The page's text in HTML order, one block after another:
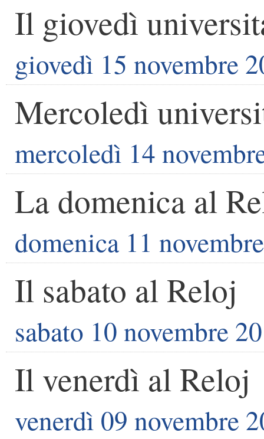
Il giovedì
giovedì 15 novembre
Mercoledì
mercoledì 14
La domenica al
domenica 11
Il sabato al Reloj
sabato 10 novembre
Il venerdì al Reloj
venerdì 09 novembre